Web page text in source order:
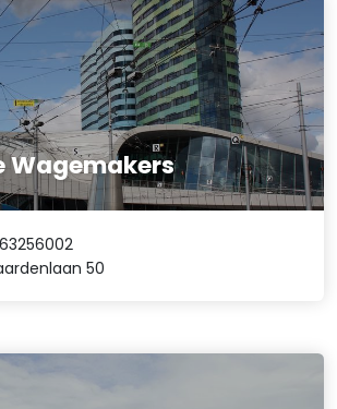
Wagemakers
63256002
50